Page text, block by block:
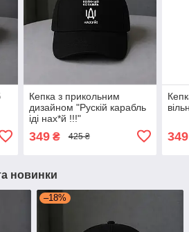
Кепка з прикольним
дизайном "Рускій карабль
іді нах*й !!!"
349₴ 425 ₴ 349
новинки
–18%